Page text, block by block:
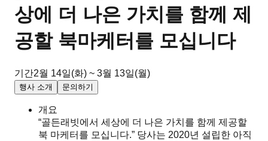
상에 더 나은 가치를 함께 제
공할 북마케터를 모십니다
기간2월 14일(화) ~ 3월 13일(월)
행사 소개 문의하기
개요
“골든래빗에서 세상에 더 나은 가치를 함께 제공할
북 마케터를 모십니다.” 당사는 2020년 설립한 아직